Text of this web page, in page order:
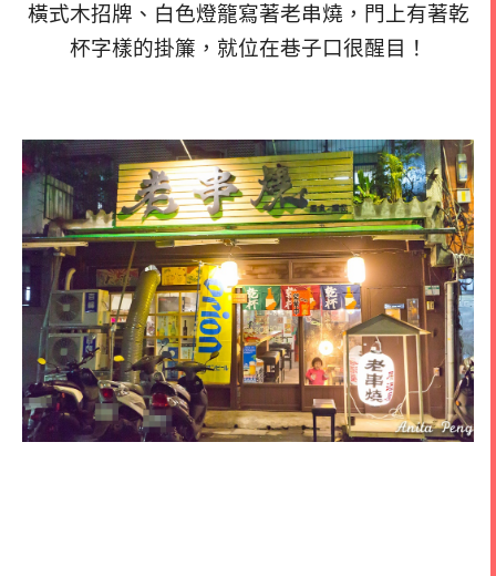
橫式木招牌、白色燈籠寫著老串燒，門上有著乾
杯字樣的掛簾，就位在巷子口很醒目！